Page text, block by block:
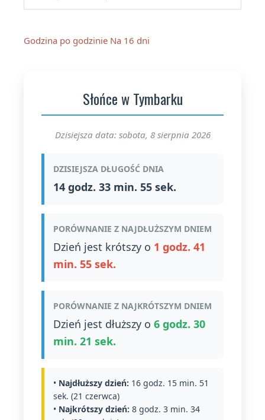
Godzina po godzinie Na 16 dni
Słońce w Tymbarku
Dzisiejsza data: sobota, 8 sierpnia 2026
DZISIEJSZA DŁUGOŚĆ DNIA
14 godz. 33 min. 55 sek.
PORÓWNANIE Z NAJDŁUŻSZYM DNIEM
Dzień jest krótszy o 1 godz. 41
min. 55 sek.
PORÓWNANIE Z NAJKRÓTSZYM DNIEM
Dzień jest dłuższy o 6 godz. 30
min. 21 sek.
• Najdłuższy dzień: 16 godz. 15 min. 51
sek. (21 czerwca)
• Najkrótszy dzień: 8 godz. 3 min. 34